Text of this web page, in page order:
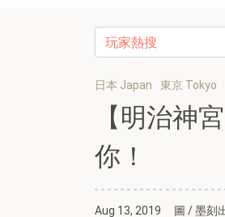
日本 Japan 東京 Tokyo
【明治神
你！
Aug 13, 2019 圖 / 墨刻